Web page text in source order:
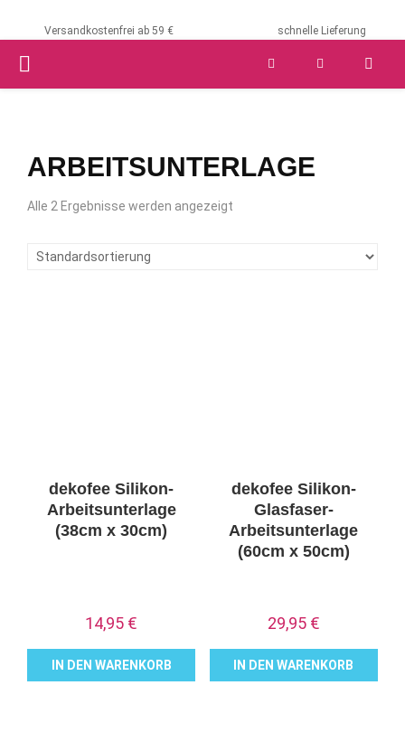
Versandkostenfrei ab 59 € schnelle Lieferung
PRIMARY
ARBEITSUNTERLAGE
Alle 2 Ergebnisse werden angezeigt
dekofee Silikon-
Arbeitsunterlage
(38cm x 30cm)
14,95 €
IN DEN WARENKORB
dekofee Silikon-
Glasfaser-
Arbeitsunterlage
(60cm x 50cm)
29,95 €
IN DEN WARENKORB